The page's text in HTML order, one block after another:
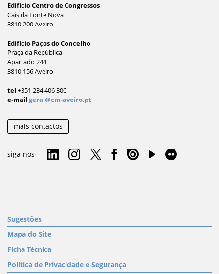
Edifício Centro de Congressos
Cais da Fonte Nova
3810-200 Aveiro
Edifício Paços do Concelho
Praça da República
Apartado 244
3810-156 Aveiro
tel +351 234 406 300
e-mail geral@cm-aveiro.pt
mais contactos
siga-nos
Sugestões
Mapa do Site
Ficha Técnica
Política de Privacidade e Segurança